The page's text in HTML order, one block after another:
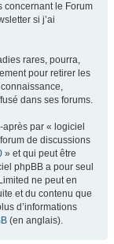
concernant le Forum
si j’ai
rares, pourra,
pour retirer les
dans ses forums.
par « logiciel
de discussions
» et qui peut être
phpBB a pour seul
ne peut en
et du contenu que
d’informations
(en anglais).